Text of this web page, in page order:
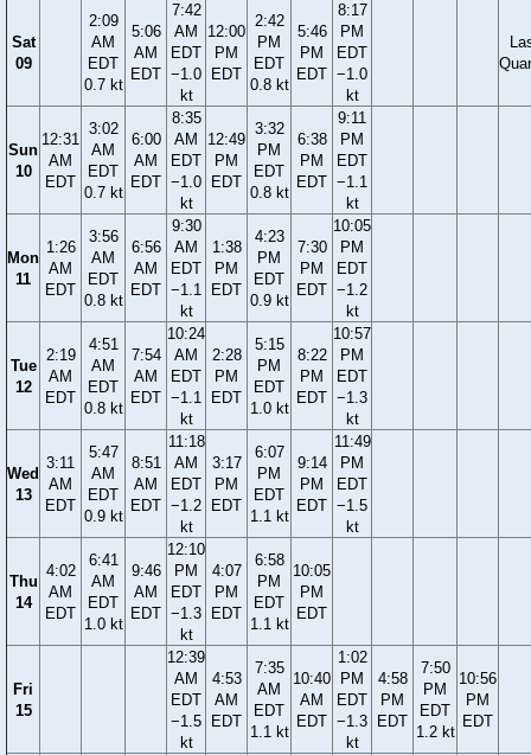
Sat
09
2:09
AM
EDT
0.7 kt
5:06
AM
EDT
7:42
AM
EDT
−1.0
kt
12:00
PM
EDT
2:42
PM
EDT
0.8 kt
5:46
PM
EDT
8:17
PM
EDT
−1.0
kt
Sun
10
12:31
AM
EDT
3:02
AM
EDT
0.7 kt
6:00
AM
EDT
8:35
AM
EDT
−1.0
kt
12:49
PM
EDT
3:32
PM
EDT
0.8 kt
6:38
PM
EDT
9:11
PM
EDT
−1.1
kt
Mon
11
1:26
AM
EDT
3:56
AM
EDT
0.8 kt
6:56
AM
EDT
9:30
AM
EDT
−1.1
kt
1:38
PM
EDT
4:23
PM
EDT
0.9 kt
7:30
PM
EDT
10:05
PM
EDT
−1.2
kt
Tue
12
2:19
AM
EDT
4:51
AM
EDT
0.8 kt
7:54
AM
EDT
10:24
AM
EDT
−1.1
kt
2:28
PM
EDT
5:15
PM
EDT
1.0 kt
8:22
PM
EDT
10:57
PM
EDT
−1.3
kt
Wed
13
3:11
AM
EDT
5:47
AM
EDT
0.9 kt
8:51
AM
EDT
11:18
AM
EDT
−1.2
kt
3:17
PM
EDT
6:07
PM
EDT
1.1 kt
9:14
PM
EDT
11:49
PM
EDT
−1.5
kt
Thu
14
4:02
AM
EDT
6:41
AM
EDT
1.0 kt
9:46
AM
EDT
12:10
PM
EDT
−1.3
kt
4:07
PM
EDT
6:58
PM
EDT
1.1 kt
10:05
PM
EDT
Fri
15
12:39
AM
EDT
−1.5
kt
4:53
AM
EDT
7:35
AM
EDT
1.1 kt
10:40
AM
EDT
1:02
PM
EDT
−1.3
kt
4:58
PM
EDT
7:50
PM
EDT
1.2 kt
10:56
PM
EDT